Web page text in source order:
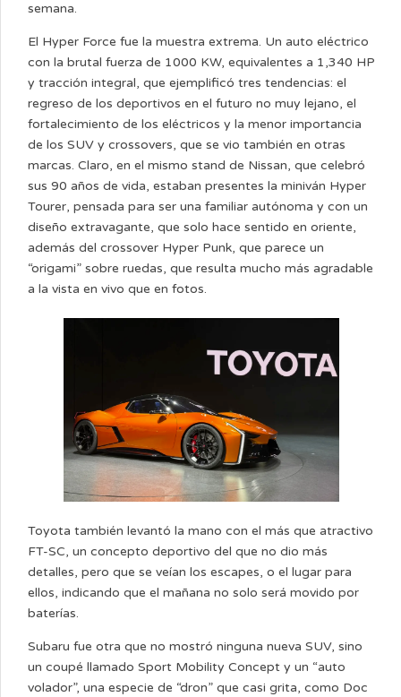
semana.
El Hyper Force fue la muestra extrema. Un auto eléctrico
con la brutal fuerza de 1000 KW, equivalentes a 1,340 HP
y tracción integral, que ejemplificó tres tendencias: el
regreso de los deportivos en el futuro no muy lejano, el
fortalecimiento de los eléctricos y la menor importancia
de los SUV y crossovers, que se vio también en otras
marcas. Claro, en el mismo stand de Nissan, que celebró
sus 90 años de vida, estaban presentes la miniván Hyper
Tourer, pensada para ser una familiar autónoma y con un
diseño extravagante, que solo hace sentido en oriente,
además del crossover Hyper Punk, que parece un
“origami” sobre ruedas, que resulta mucho más agradable
a la vista en vivo que en fotos.
Toyota también levantó la mano con el más que atractivo
FT-SC, un concepto deportivo del que no dio más
detalles, pero que se veían los escapes, o el lugar para
ellos, indicando que el mañana no solo será movido por
baterías.
Subaru fue otra que no mostró ninguna nueva SUV, sino
un coupé llamado Sport Mobility Concept y un “auto
volador”, una especie de “dron” que casi grita, como Doc